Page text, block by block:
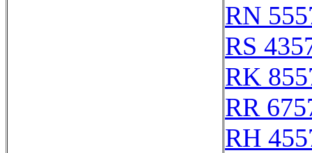
RN
RS
RK
RR
RH